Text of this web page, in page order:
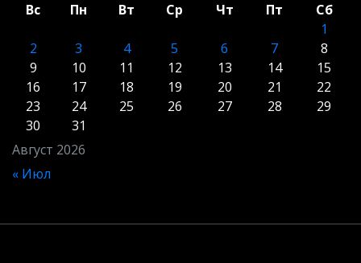
Август 2026
Вс Пн Вт Ср Чт Пт
Сб
1
2
3 4 5 6 7
8
9
10 11 12 13 14
15
16
17 18 19 20 21
22
23
24 25 26 27 28
29
30
31
« Июл